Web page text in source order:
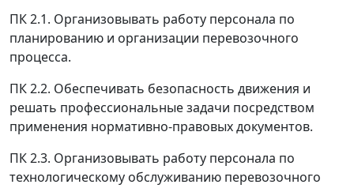
ПК 2.1. Организовывать работу персонала по
планированию и организации перевозочного
процесса.
ПК 2.2. Обеспечивать безопасность движения и
решать профессиональные задачи посредством
применения нормативно-правовых документов.
ПК 2.3. Организовывать работу персонала по
технологическому обслуживанию перевозочного